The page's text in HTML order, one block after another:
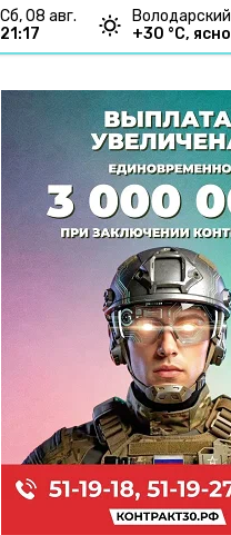
сб, 08 авг.
21:17
Володарский
+30 °С, ясно